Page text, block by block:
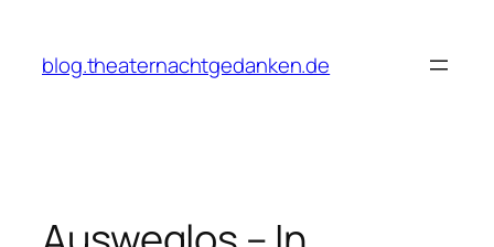
springen
blog.theaternachtgedanken.de